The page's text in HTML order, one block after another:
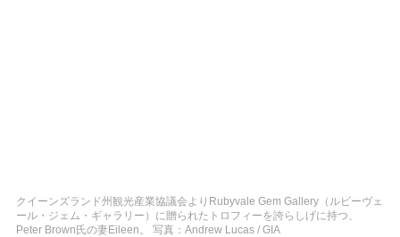
クイーンズランド州観光産業協議会よりRubyvale Gem Gallery（ルビーヴェ
ール・ジェム・ギャラリー）に贈られたトロフィーを誇らしげに持つ、
Peter Brown氏の妻Eileen。 写真：Andrew Lucas / GIA